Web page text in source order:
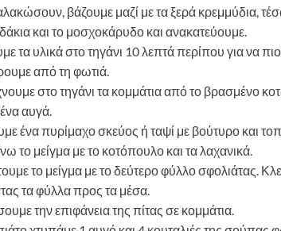
βάζουμε μαζί με τα ξερά κρεμμύδια,
και το μοσχοκάρυδο και ανακατεύουμε.
τα υλικά στο τηγάνι 10 λεπτά περίπου για να
από τη φωτιά.
στο τηγάνι τα κομμάτια από το βρασμένο
αυγά.
ένα πυρίμαχο σκεύος ή ταψί με βούτυρο και
το μείγμα με το κοτόπουλο και τα λαχανικά.
το μείγμα με το δεύτερο φύλλο σφολιάτας.
τα φύλλα προς τα μέσα.
την επιφάνεια της πίτας σε κομμάτια.